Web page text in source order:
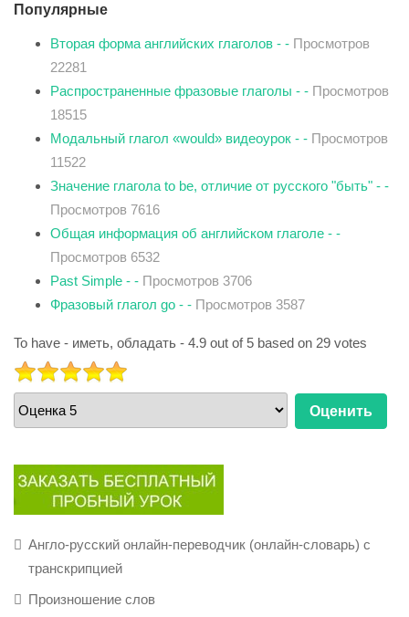
Популярные
Вторая форма английских глаголов - - Просмотров
22281
Распространенные фразовые глаголы - - Просмотров
18515
Модальный глагол «would» видеоурок - - Просмотров
11522
Значение глагола to be, отличие от русского "быть" - -
Просмотров 7616
Общая информация об английском глаголе - -
Просмотров 6532
Past Simple - - Просмотров 3706
Фразовый глагол go - - Просмотров 3587
To have - иметь, обладать - 4.9 out of 5 based on 29 votes
РЕЙТИНГ:
Пожалуйста,
оцените
Англо-русский онлайн-переводчик (онлайн-словарь) с
транскрипцией
Произношение слов